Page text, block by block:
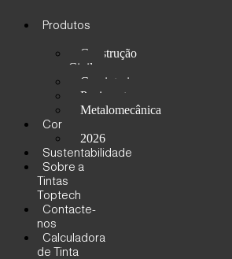
Produtos
Construção
Civil
Carpintaria
Pavimento
Metalomecânica
Cor
2026
Sustentabilidade
Sobre a
Tintas
Toptech
Contacte-
nos
Calculadora
de Tinta